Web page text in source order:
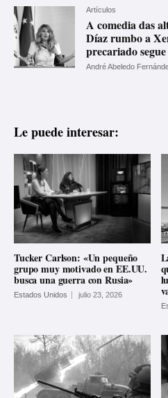
Artículos
A comedia das
Díaz rumbo a
precariado
André Abeledo
Le puede interesar:
Tucker Carlson: «Un pequeño
grupo muy motivado en EE.UU.
busca una guerra con Rusia»
Estados Unidos julio 23, 2026